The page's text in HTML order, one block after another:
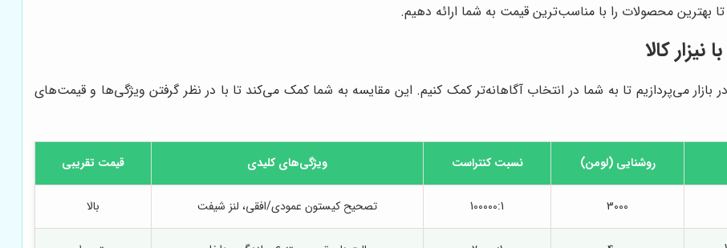
بهترین محصولات را با مناسب‌ترین قیمت به شما ارائه دهیم.
نیزار کالا
می‌پردازیم تا به شما در انتخاب آگاهانه‌تر کمک کنیم. این مقایسه به شما کمک می‌کند تا با در نظر گرفتن ویژگی‌ها و قیمت‌های
روشنایی (لومن) نسبت کنتراست ویژگی‌های کلیدی قیمت تقریبی
3000
100000:1 تصحیح کیستون عمودی/افقی، لنز شیفت بالا